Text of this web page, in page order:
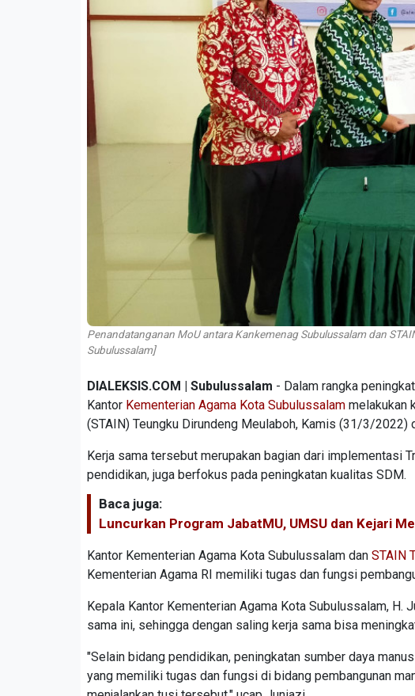
Penandatanganan MoU antara Kankemenag Subulussalam dan
Subulussalam]
DIALEKSIS.COM | Subulussalam - Dalam rangka
Kantor Kementerian Agama Kota Subulussalam melakukan
(STAIN) Teungku Dirundeng Meulaboh, Kamis (31/3/2022)
Kerja sama tersebut merupakan bagian dari implementasi
pendidikan, juga berfokus pada peningkatan kualitas SDM.
Baca juga:
Luncurkan Program JabatMU, UMSU dan Kejari
Kantor Kementerian Agama Kota Subulussalam dan STAIN
Kementerian Agama RI memiliki tugas dan fungsi
Kepala Kantor Kementerian Agama Kota Subulussalam, H.
sama ini, sehingga dengan saling kerja sama bisa
"Selain bidang pendidikan, peningkatan sumber daya
yang memiliki tugas dan fungsi di bidang pembangunan